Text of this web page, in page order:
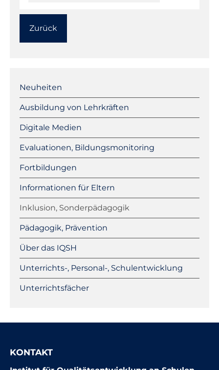
Zurück
überspringen
Neuheiten
Ausbildung von Lehrkräften
Digitale Medien
Evaluationen, Bildungsmonitoring
Fortbildungen
Informationen für Eltern
Inklusion, Sonderpädagogik
Pädagogik, Prävention
Über das IQSH
Unterrichts-, Personal-, Schulentwicklung
Unterrichtsfächer
KONTAKT